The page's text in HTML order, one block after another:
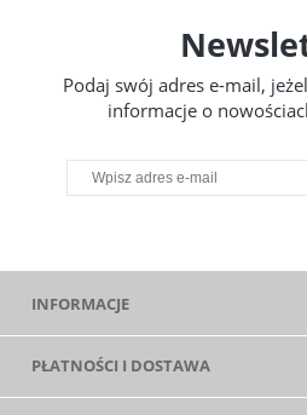
Podaj swój adres e-mail,
informacje o
INFORMACJE
PŁATNOŚCI I DOSTAWA